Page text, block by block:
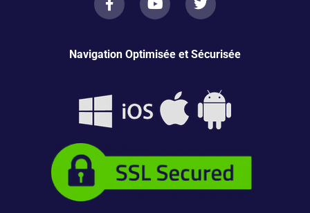
Navigation Optimisée et Sécurisée